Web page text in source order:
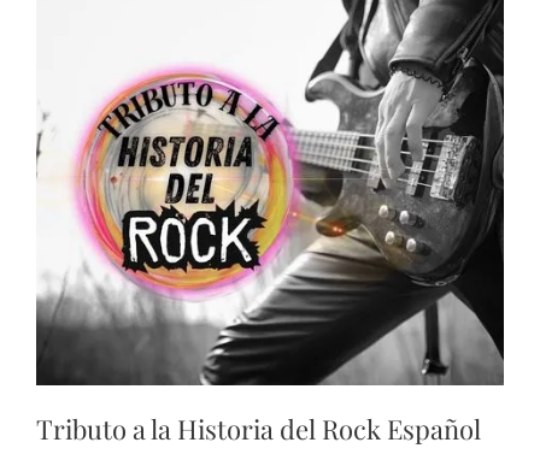
Tributo a la Historia del Rock Español​